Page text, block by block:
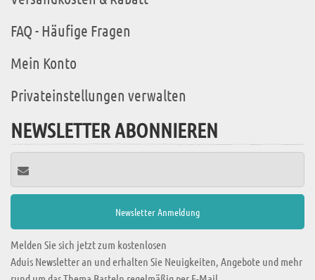
FAQ - Häufige Fragen
Mein Konto
Privateinstellungen verwalten
NEWSLETTER ABONNIEREN
Melden Sie sich jetzt zum kostenlosen
Aduis Newsletter an und erhalten Sie Neuigkeiten, Angebote und mehr